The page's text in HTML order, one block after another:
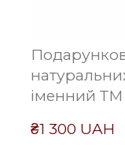
іменний
₴1 300 UAH